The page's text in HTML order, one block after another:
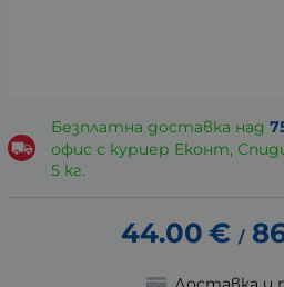
Безплатна доставка над
офис с куриер Еконт,
5 кг.
44.00 € /